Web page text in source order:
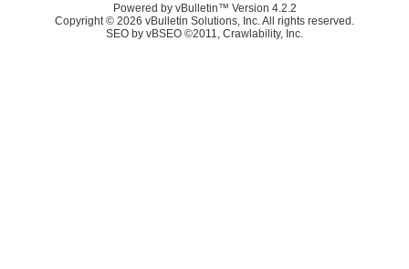
Powered by vBulletin™ Version 4.2.2
Copyright © 2026 vBulletin Solutions, Inc. All rights reserved.
SEO by vBSEO ©2011, Crawlability, Inc.